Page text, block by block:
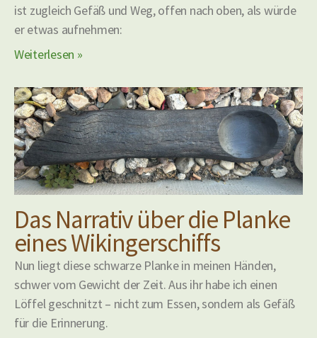
ist zugleich Gefäß und Weg, offen nach oben, als würde
er etwas aufnehmen:
Weiterlesen »
Das Narrativ über die Planke
eines Wikingerschiffs
Nun liegt diese schwarze Planke in meinen Händen,
schwer vom Gewicht der Zeit. Aus ihr habe ich einen
Löffel geschnitzt – nicht zum Essen, sondern als Gefäß
für die Erinnerung.